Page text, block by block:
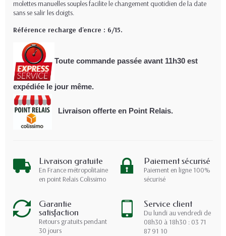
molettes manuelles souples facilite le changement quotidien de la date
sans se salir les doigts.
Référence recharge d'encre : 6/15.
Toute commande passée avant 11h30 est
expédiée le jour même.
Livraison offerte en Point Relais.
Livraison gratuite
En France métropolitaine
en point Relais Colissimo
Paiement sécurisé
Paiement en ligne 100%
sécurisé
Garantie
satisfaction
Retours gratuits pendant
30 jours
Service client
Du lundi au vendredi de
08h30 à 18h30 : 03 71
87 91 10